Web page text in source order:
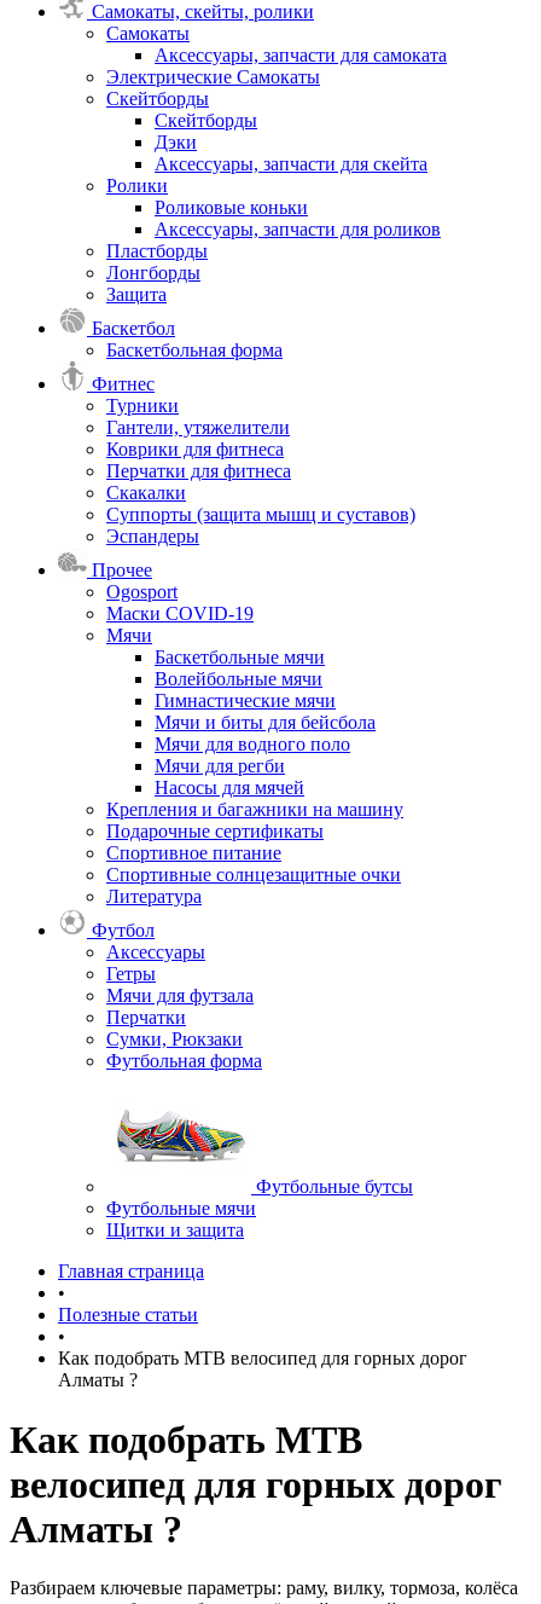
Самокаты, скейты, ролики
Самокаты
Аксессуары, запчасти для самоката
Электрические Самокаты
Скейтборды
Скейтборды
Дэки
Аксессуары, запчасти для скейта
Ролики
Роликовые коньки
Аксессуары, запчасти для роликов
Пластборды
Лонгборды
Защита
Баскетбол
Баскетбольная форма
Фитнес
Турники
Гантели, утяжелители
Коврики для фитнеса
Перчатки для фитнеса
Скакалки
Суппорты (защита мышц и суставов)
Эспандеры
Прочее
Ogosport
Маски COVID-19
Мячи
Баскетбольные мячи
Волейбольные мячи
Гимнастические мячи
Мячи и биты для бейсбола
Мячи для водного поло
Мячи для регби
Насосы для мячей
Крепления и багажники на машину
Подарочные сертификаты
Спортивное питание
Спортивные солнцезащитные очки
Литература
Футбол
Аксессуары
Гетры
Мячи для футзала
Перчатки
Сумки, Рюкзаки
Футбольная форма
Футбольные бутсы
Футбольные мячи
Щитки и защита
Главная страница
•
Полезные статьи
•
Как подобрать MTB велосипед для горных дорог
Алматы ?
Как подобрать MTB
велосипед для горных дорог
Алматы ?
Разбираем ключевые параметры: раму, вилку, тормоза, колёса